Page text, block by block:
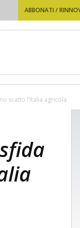
ABBONATI /
scatto l’Italia agricola